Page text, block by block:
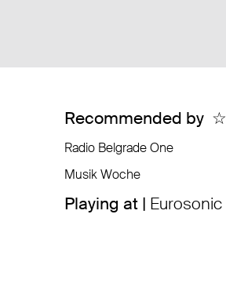
Recommended by ☆
Radio Belgrade One
Musik Woche
Playing at | Eurosonic